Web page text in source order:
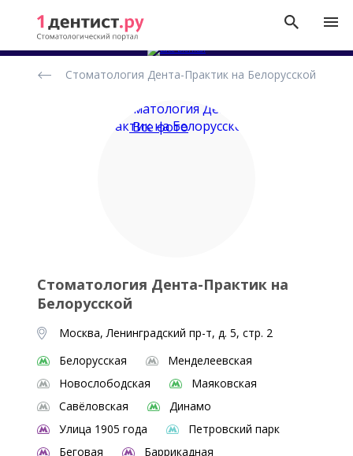
стоматологических
Стоматология Дента-Практик на Белорусской
Все фото
Стоматология Дента-Практик на
Белорусской
Москва, Ленинградский пр-т, д. 5, стр. 2
Белорусская
Менделеевская
Новослободская
Маяковская
Савёловская
Динамо
Улица 1905 года
Петровский парк
Беговая
Баррикадная